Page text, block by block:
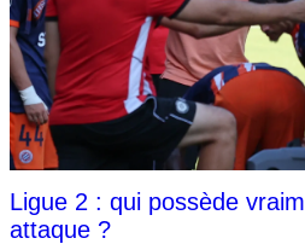
Ligue 2 : qui possède
attaque ?